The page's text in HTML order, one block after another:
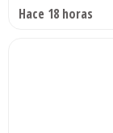
Hace 18 horas